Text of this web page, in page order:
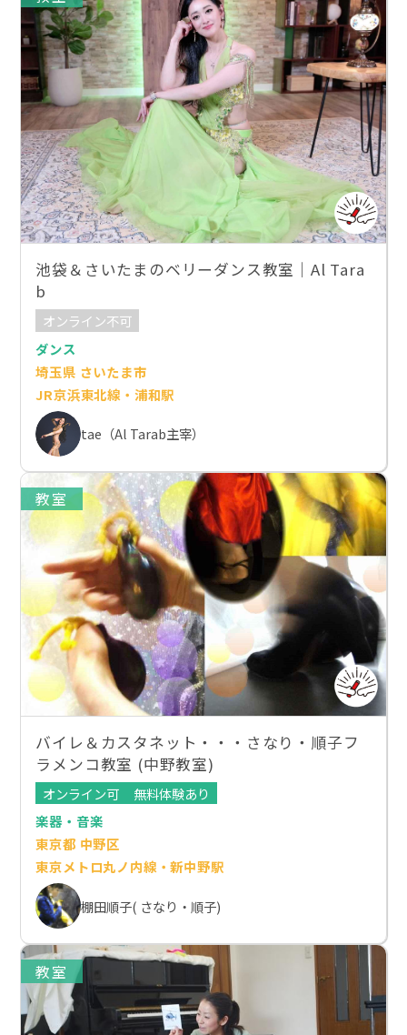
池袋＆さいたまのベリーダンス教室｜Al Tara
b
オンライン不可
ダンス
埼玉県 さいたま市
JR京浜東北線・浦和駅
tae（Al Tarab主宰）
教室
バイレ＆カスタネット・・・さなり・順子フ
ラメンコ教室 (中野教室)
オンライン可
無料体験あり
楽器・音楽
東京都 中野区
東京メトロ丸ノ内線・新中野駅
棚田順子( さなり・順子)
教室